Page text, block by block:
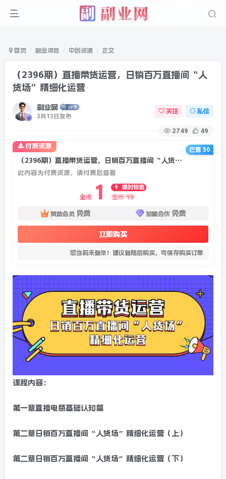
首页 副业项目 中创资源 正文
（2396期）直播带货运营，日销百万直播间“人
货场”精细化运营
副业网
3月13日发布
关注 私信
2749 49
（2396期）直播带货运营，日销百万直播间“人货场”精细化运营
此内容为付费资源，请付费后查看
金币 1
限时特惠
金币 19
赞助会员 免费 加盟合伙 免费
立即购买
您当前未登录！建议登陆后购买，可保存购买订单
付费资源
已售 50
课程内容：
第一章直播电商基础认知篇
第二章日销百万直播间“人货场”精细化运营（上）
第二章日销百万直播间“人货场”精细化运营（下）